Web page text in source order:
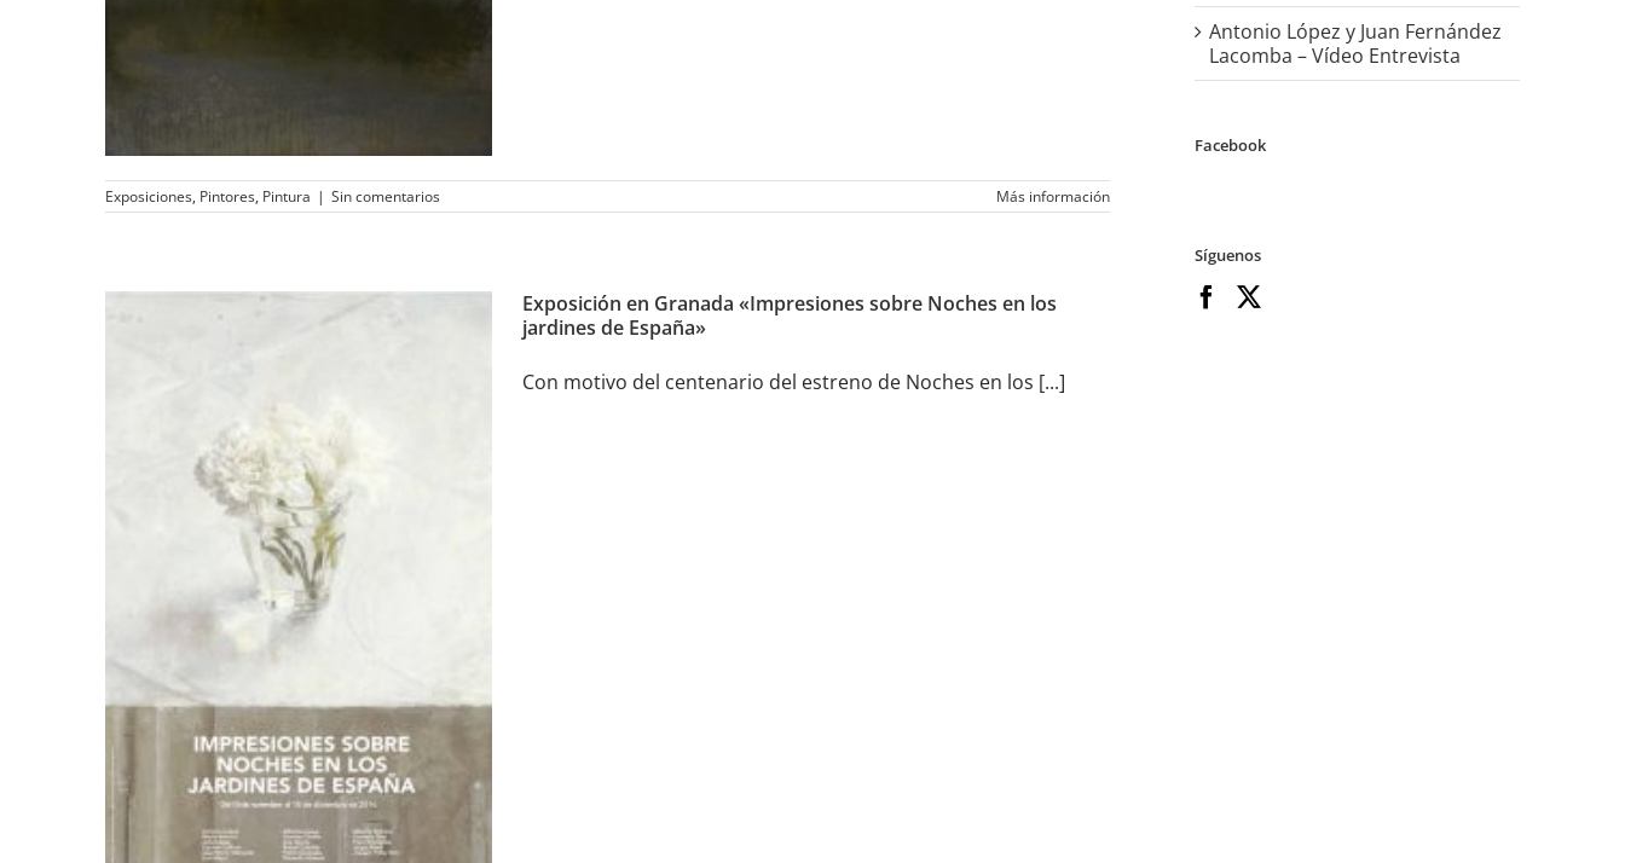
Exposiciones, Pintores, Pintura | Sin comentarios Más información
Exposición en Granada
«Impresiones sobre
Noches en los jardines
de España»
Exposición en Granada «Impresiones sobre Noches en los
jardines de España»
Con motivo del centenario del estreno de Noches en los [...]
Antonio López y Juan Fernández
Lacomba – Vídeo Entrevista
Facebook
Síguenos